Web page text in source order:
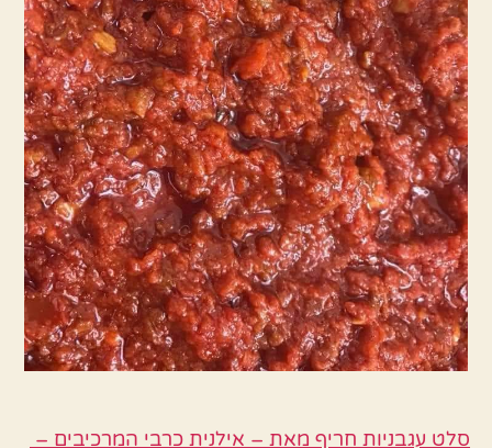
סלט עגבניות חריף מאת – אילנית כרבי המרכיבים –